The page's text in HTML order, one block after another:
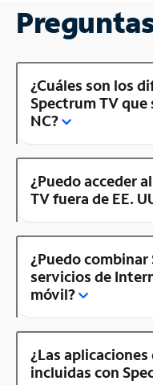
¿Cuáles son los
Spectrum TV
NC?
¿Puedo acceder
TV fuera de EE.
¿Puedo
servicios de
móvil?
¿Las
incluidas con